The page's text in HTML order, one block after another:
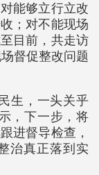
能够立行立改
；对不能现场
目前，共走访
督促整改问题
生，一头关乎
，下一步，将
进督导检查，
治真正落到实